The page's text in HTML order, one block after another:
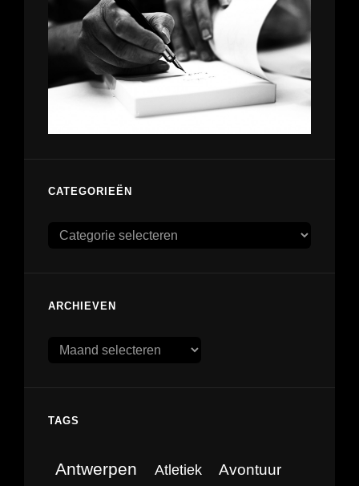
CATEGORIEËN
Categorieën
ARCHIEVEN
Archieven
TAGS
Antwerpen Atletiek Avontuur